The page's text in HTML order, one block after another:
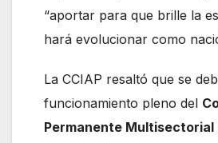
“aportar para que brille la
hará evolucionar como
La CCIAP resaltó que se
funcionamiento pleno del
Permanente Multisectorial